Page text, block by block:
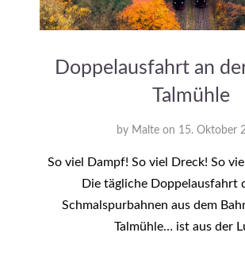
Doppelausfahrt an
Talmühle
by Malte on 15. Oktober
So viel Dampf! So viel Dreck! So
Die tägliche Doppelausfahrt
Schmalspurbahnen aus dem
Talmühle… ist aus der